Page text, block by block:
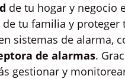
de tu hogar y negocio
tu familia y proteger
sistemas de alarma,
de alarmas.
gestionar y